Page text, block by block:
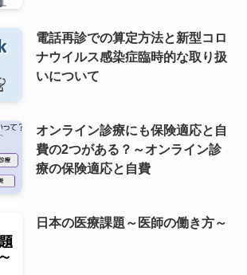
電話再診での算定方法と新型コロ
ナウイルス感染症臨時的な取り扱
いについて
オンライン診療にも保険適応と自
費の2つがある？～オンライン診
療の保険適応と自費
日本の医療課題～医師の働き方～